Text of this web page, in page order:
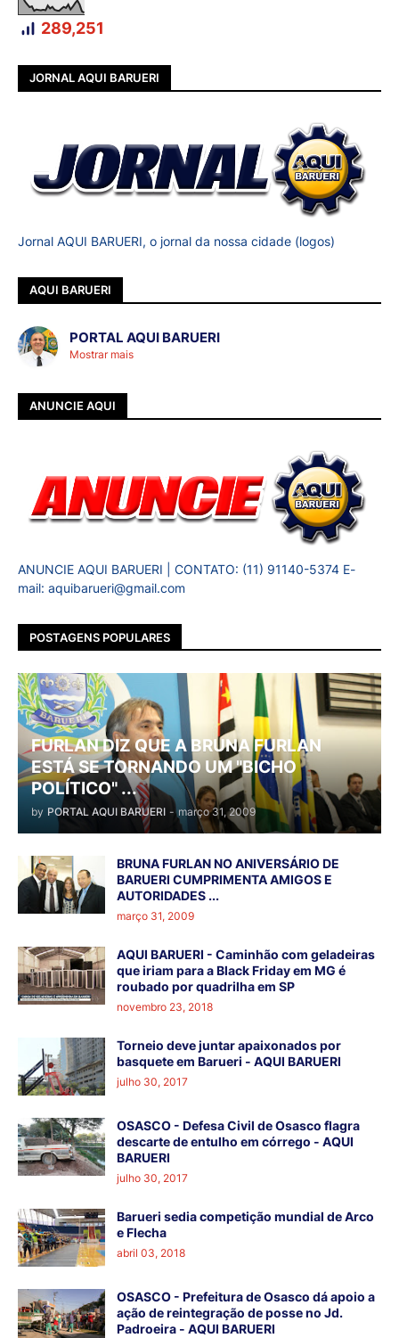
289,251
JORNAL AQUI BARUERI
Jornal AQUI BARUERI, o jornal da nossa cidade (logos)
AQUI BARUERI
PORTAL AQUI BARUERI
Mostrar mais
ANUNCIE AQUI
ANUNCIE AQUI BARUERI | CONTATO: (11) 91140-5374 E-
mail: aquibarueri@gmail.com
POSTAGENS POPULARES
FURLAN DIZ QUE A BRUNA FURLAN
ESTÁ SE TORNANDO UM "BICHO
POLÍTICO" ...
by PORTAL AQUI BARUERI - março 31, 2009
BRUNA FURLAN NO ANIVERSÁRIO DE
BARUERI CUMPRIMENTA AMIGOS E
AUTORIDADES ...
março 31, 2009
AQUI BARUERI - Caminhão com geladeiras
que iriam para a Black Friday em MG é
roubado por quadrilha em SP
novembro 23, 2018
Torneio deve juntar apaixonados por
basquete em Barueri - AQUI BARUERI
julho 30, 2017
OSASCO - Defesa Civil de Osasco flagra
descarte de entulho em córrego - AQUI
BARUERI
julho 30, 2017
Barueri sedia competição mundial de Arco
e Flecha
abril 03, 2018
OSASCO - Prefeitura de Osasco dá apoio a
ação de reintegração de posse no Jd.
Padroeira - AQUI BARUERI